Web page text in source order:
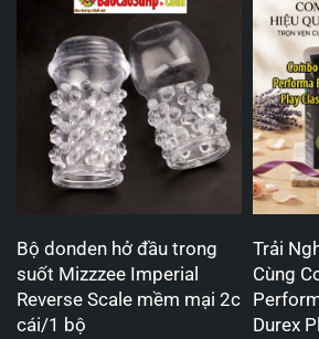
Bộ donden hở đầu trong
suốt Mizzzee Imperial
Reverse Scale mềm mại 2c
cái/1 bộ
Trải
Cùng
Durex